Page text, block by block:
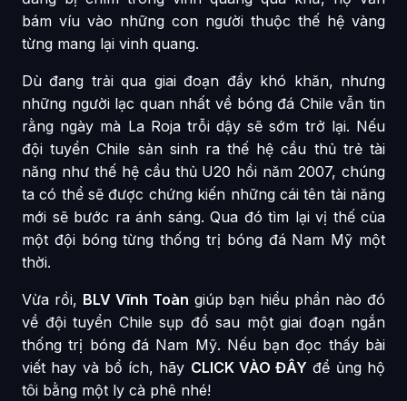
bám víu vào những con người thuộc thế hệ vàng
từng mang lại vinh quang.
Dù đang trải qua giai đoạn đầy khó khăn, nhưng
những người lạc quan nhất về bóng đá Chile vẫn tin
rằng ngày mà La Roja trỗi dậy sẽ sớm trở lại. Nếu
đội tuyển Chile sản sinh ra thế hệ cầu thủ trẻ tài
năng như thế hệ cầu thủ U20 hồi năm 2007, chúng
ta có thể sẽ được chứng kiến những cái tên tài năng
mới sẽ bước ra ánh sáng. Qua đó tìm lại vị thế của
một đội bóng từng thống trị bóng đá Nam Mỹ một
thời.
Vừa rồi, BLV Vĩnh Toàn giúp bạn hiểu phần nào đó
về đội tuyển Chile sụp đổ sau một giai đoạn ngắn
thống trị bóng đá Nam Mỹ. Nếu bạn đọc thấy bài
viết hay và bổ ích, hãy CLICK VÀO ĐÂY để ủng hộ
tôi bằng một ly cà phê nhé!